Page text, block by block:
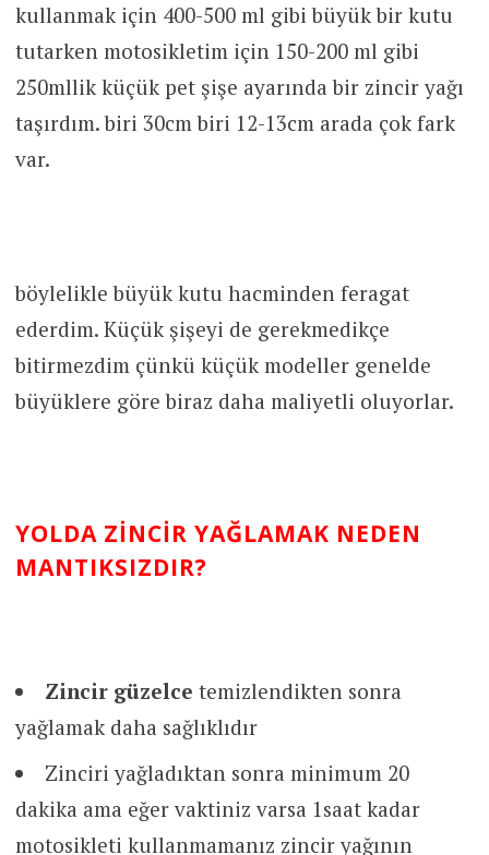
kullanmak için 400-500 ml gibi büyük bir kutu
tutarken motosikletim için 150-200 ml gibi
250mllik küçük pet şişe ayarında bir zincir yağı
taşırdım. biri 30cm biri 12-13cm arada çok fark
var.
böylelikle büyük kutu hacminden feragat
ederdim. Küçük şişeyi de gerekmedikçe
bitirmezdim çünkü küçük modeller genelde
büyüklere göre biraz daha maliyetli oluyorlar.
YOLDA ZINCIR YAĞLAMAK NEDEN
MANTIKSIZDIR?
Zincir güzelce temizlendikten sonra
yağlamak daha sağlıklıdır
Zinciri yağladıktan sonra minimum 20
dakika ama eğer vaktiniz varsa 1saat kadar
motosikleti kullanmamanız zincir yağının